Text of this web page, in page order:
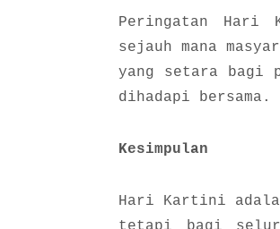
Peringatan Hari
sejauh mana
yang setara bagi
dihadapi bersama.
Kesimpulan
Hari Kartini